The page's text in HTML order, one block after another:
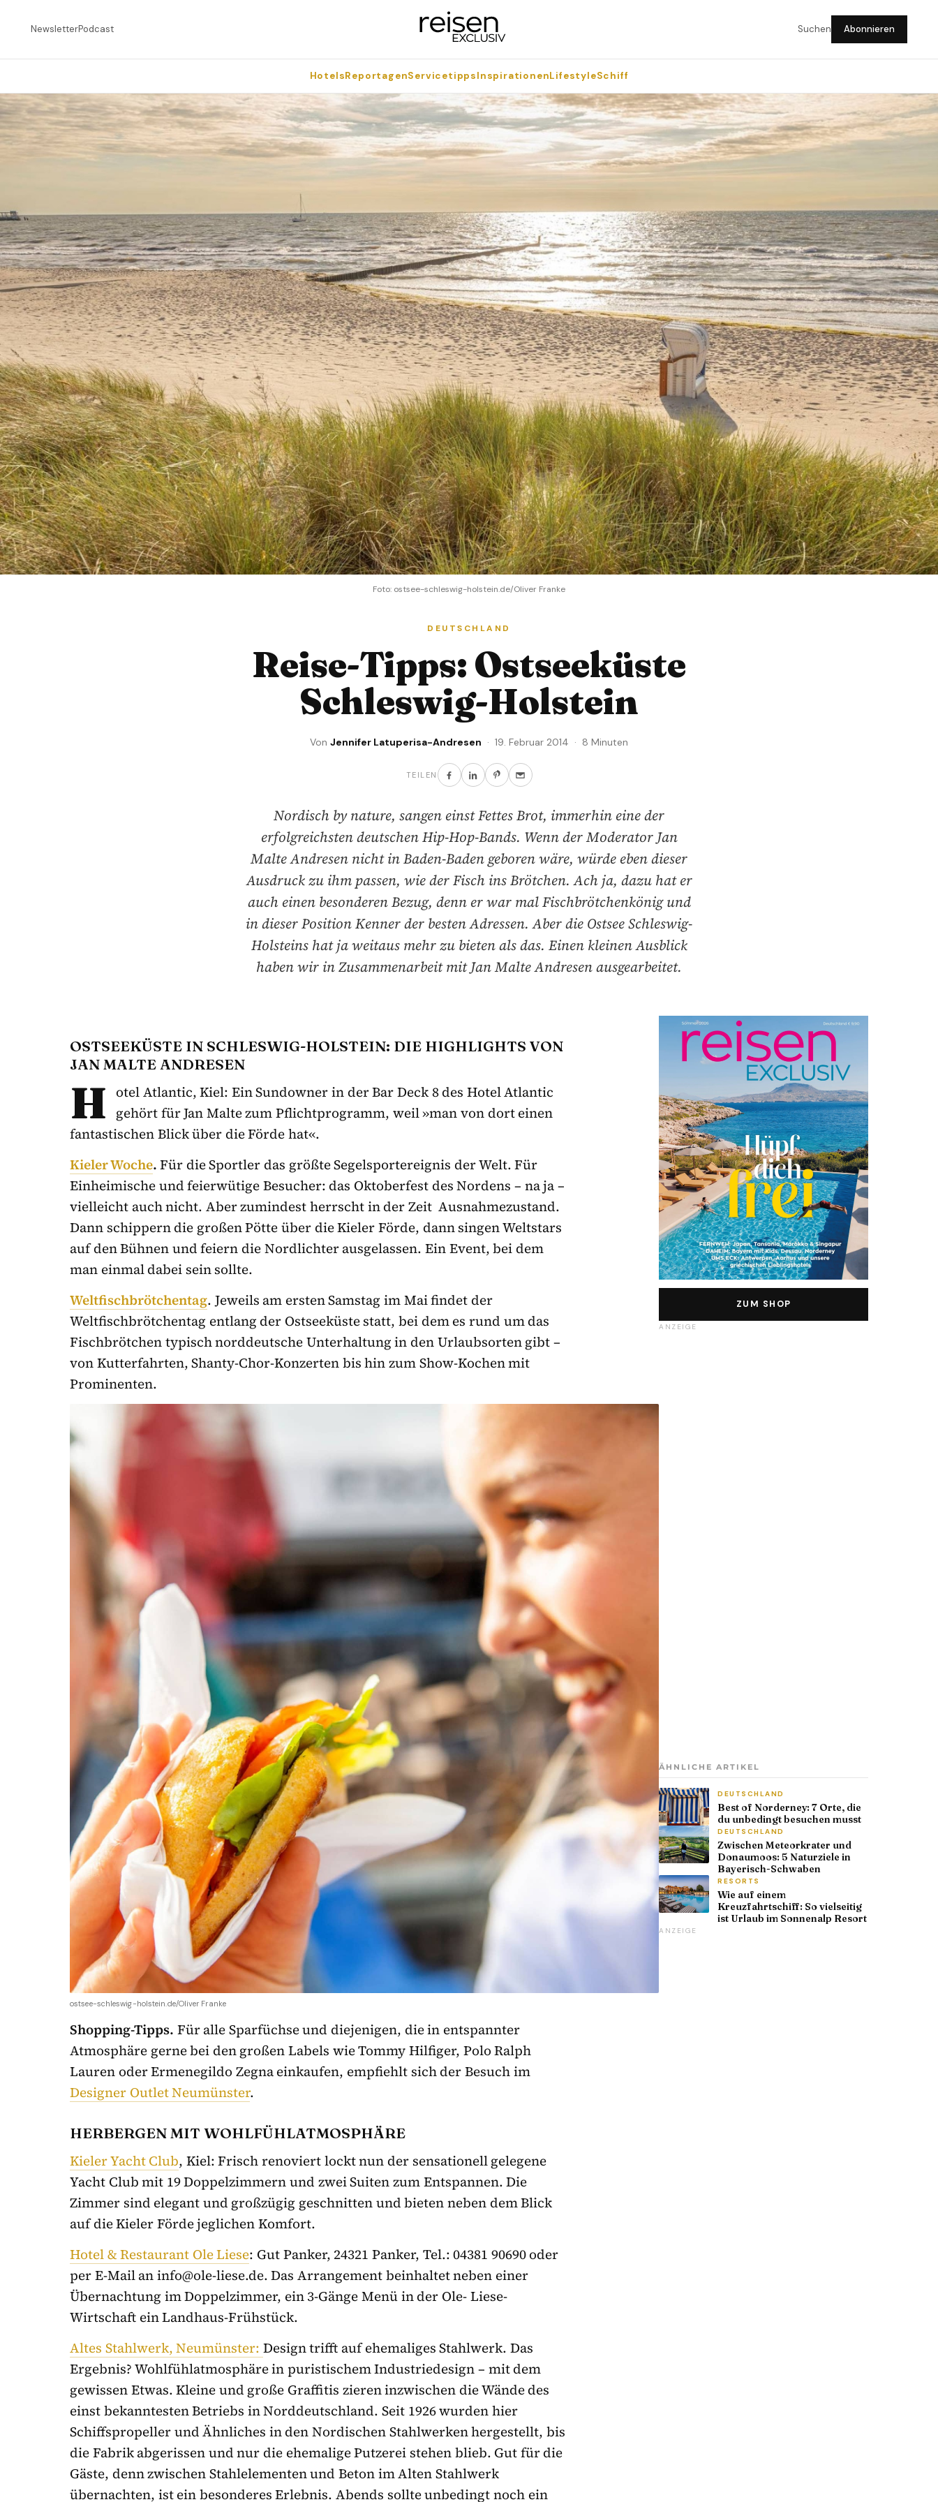
NewsletterPodcast Suchen Abonnieren
HotelsReportagenServicetippsInspirationenLifestyleSchiff
Foto: ostsee-schleswig-holstein.de/Oliver Franke
DEUTSCHLAND
Reise-Tipps: Ostseeküste
Schleswig-Holstein
Von Jennifer Latuperisa-Andresen · 19. Februar 2014 · 8 Minuten
TEILEN
Nordisch by nature, sangen einst Fettes Brot, immerhin eine der
erfolgreichsten deutschen Hip-Hop-Bands. Wenn der Moderator Jan
Malte Andresen nicht in Baden-Baden geboren wäre, würde eben dieser
Ausdruck zu ihm passen, wie der Fisch ins Brötchen. Ach ja, dazu hat er
auch einen besonderen Bezug, denn er war mal Fischbrötchenkönig und
in dieser Position Kenner der besten Adressen. Aber die Ostsee Schleswig-
Holsteins hat ja weitaus mehr zu bieten als das. Einen kleinen Ausblick
haben wir in Zusammenarbeit mit Jan Malte Andresen ausgearbeitet.
OSTSEEKÜSTE IN SCHLESWIG-HOLSTEIN: DIE HIGHLIGHTS VON
JAN MALTE ANDRESEN
H
otel Atlantic, Kiel: Ein Sundowner in der Bar Deck 8 des Hotel Atlantic
gehört für Jan Malte zum Pflichtprogramm, weil »man von dort einen
fantastischen Blick über die Förde hat«.
Kieler Woche.Für die Sportler das größte Segelsportereignis der Welt. Für
Einheimische und feierwütige Besucher: das Oktoberfest des Nordens – na ja –
vielleicht auch nicht. Aber zumindest herrscht in der Zeit Ausnahmezustand.
Dann schippern die großen Pötte über die Kieler Förde, dann singen Weltstars
auf den Bühnen und feiern die Nordlichter ausgelassen. Ein Event, bei dem
man einmal dabei sein sollte.
Weltfischbrötchentag. Jeweils am ersten Samstag im Mai findet der
Weltfischbrötchentag entlang der Ostseeküste statt, bei dem es rund um das
Fischbrötchen typisch norddeutsche Unterhaltung in den Urlaubsorten gibt –
von Kutterfahrten, Shanty-Chor-Konzerten bis hin zum Show-Kochen mit
Prominenten.
ostsee-schleswig-holstein.de/Oliver Franke
Shopping-Tipps. Für alle Sparfüchse und diejenigen, die in entspannter
Atmosphäre gerne bei den großen Labels wie Tommy Hilfiger, Polo Ralph
Lauren oder Ermenegildo Zegna einkaufen, empfiehlt sich der Besuch im
Designer Outlet Neumünster.
HERBERGEN MIT WOHLFÜHLATMOSPHÄRE
Kieler Yacht Club, Kiel: Frisch renoviert lockt nun der sensationell gelegene
Yacht Club mit 19 Doppelzimmern und zwei Suiten zum Entspannen. Die
Zimmer sind elegant und großzügig geschnitten und bieten neben dem Blick
auf die Kieler Förde jeglichen Komfort.
Hotel & Restaurant Ole Liese: Gut Panker, 24321 Panker, Tel.: 04381 90690 oder
per E-Mail an info@ole-liese.de. Das Arrangement beinhaltet neben einer
Übernachtung im Doppelzimmer, ein 3-Gänge Menü in der Ole- Liese-
Wirtschaft ein Landhaus-Frühstück.
Altes Stahlwerk, Neumünster: Design trifft auf ehemaliges Stahlwerk. Das
Ergebnis? Wohlfühlatmosphäre in puristischem Industriedesign – mit dem
gewissen Etwas. Kleine und große Graffitis zieren inzwischen die Wände des
einst bekanntesten Betriebs in Norddeutschland. Seit 1926 wurden hier
Schiffspropeller und Ähnliches in den Nordischen Stahlwerken hergestellt, bis
die Fabrik abgerissen und nur die ehemalige Putzerei stehen blieb. Gut für die
Gäste, denn zwischen Stahlelementen und Beton im Alten Stahlwerk
übernachten, ist ein besonderes Erlebnis. Abends sollte unbedingt noch ein
ZUM SHOP
ANZEIGE
ÄHNLICHE ARTIKEL
DEUTSCHLAND
Best of Norderney: 7 Orte, die
du unbedingt besuchen musst
DEUTSCHLAND
Zwischen Meteorkrater und
Donaumoos: 5 Naturziele in
Bayerisch-Schwaben
RESORTS
Wie auf einem
Kreuzfahrtschiff: So vielseitig
ist Urlaub im Sonnenalp Resort
ANZEIGE